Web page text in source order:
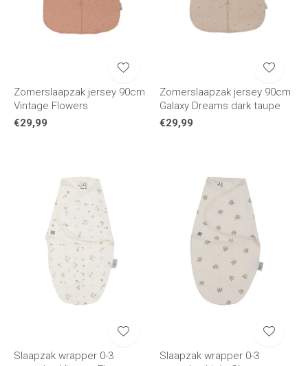
Zomerslaapzak jersey 90cm
Vintage Flowers
€29,99
Zomerslaapzak jersey 90cm
Galaxy Dreams dark taupe
€29,99
Slaapzak wrapper 0-3
Slaapzak wrapper 0-3